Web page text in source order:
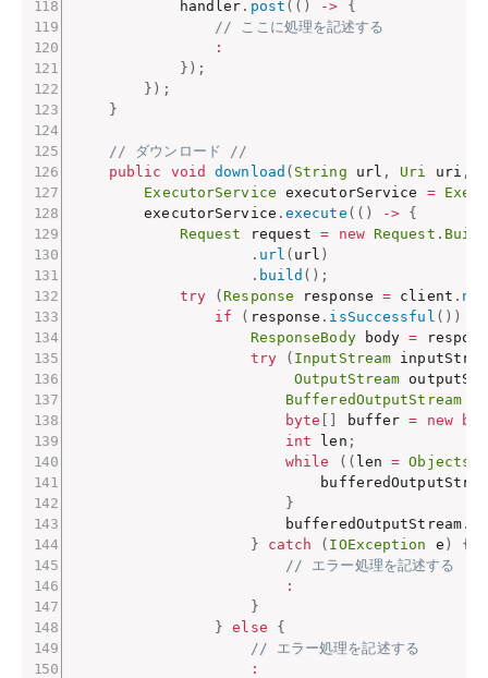
            handler
. post ( ( ) ->
{
// ここに処理を記述する
:
} ) ;
} ) ;
}
// ダウンロード //
public
void download ( String url , Uri uri ,
ExecutorService executorService =
        executorService
. execute ( ( ) -> {
Request request = new Request .
. url ( url )
. build ( ) ;
try
(Response response = client .
if
( response . isSuccessful ( ) )
ResponseBody body =
try
( InputStream
OutputStream
BufferedOutputStream
byte
buffer = new
int len ;
while
( ( len = Objects
}
                        bufferedOutputStream
.
}
catch ( IOException e )
{
// エラー処理を記述する
:
}
}
else
{
// エラー処理を記述する
: